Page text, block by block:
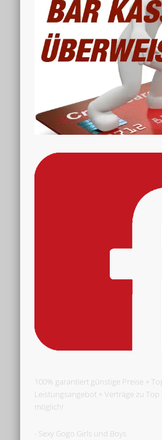
100% garantiert günstige Preise +
Leistungsangebot + Verträge zu
möglich!
- Sexy Gogo Girls und Boys